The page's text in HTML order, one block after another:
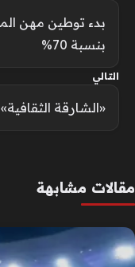
بدء توطين مهن
بنسبة 70%
التالي
«الشارقة
مقالات مشابهة